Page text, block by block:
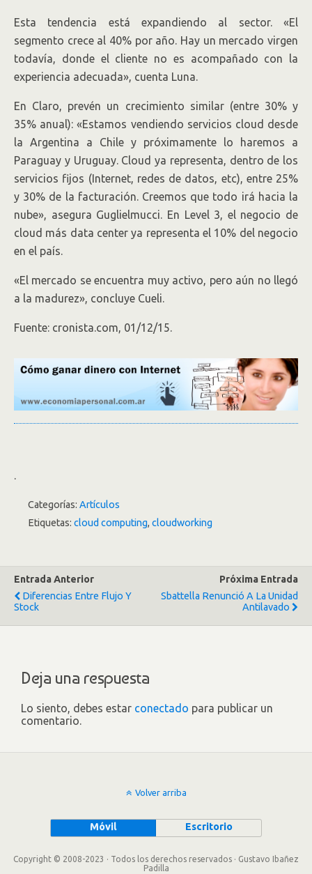
Esta tendencia está expandiendo al sector. «El
segmento crece al 40% por año. Hay un mercado virgen
todavía, donde el cliente no es acompañado con la
experiencia adecuada», cuenta Luna.
En Claro, prevén un crecimiento similar (entre 30% y
35% anual): «Estamos vendiendo servicios cloud desde
la Argentina a Chile y próximamente lo haremos a
Paraguay y Uruguay. Cloud ya representa, dentro de los
servicios fijos (Internet, redes de datos, etc), entre 25%
y 30% de la facturación. Creemos que todo irá hacia la
nube», asegura Guglielmucci. En Level 3, el negocio de
cloud más data center ya representa el 10% del negocio
en el país.
«El mercado se encuentra muy activo, pero aún no llegó
a la madurez», concluye Cueli.
Fuente: cronista.com, 01/12/15.
.
Categorías: Artículos
Etiquetas: cloud computing, cloudworking
Entrada Anterior
Diferencias Entre Flujo Y
Stock
Próxima Entrada
Sbattella Renunció A La Unidad
Antilavado
Deja una respuesta
Lo siento, debes estar conectado para publicar un
comentario.
Volver arriba
Móvil Escritorio
Copyright © 2008-2023 · Todos los derechos reservados · Gustavo Ibañez
Padilla